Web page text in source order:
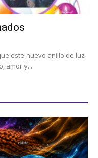
este nuevo anillo de luz
amor y...